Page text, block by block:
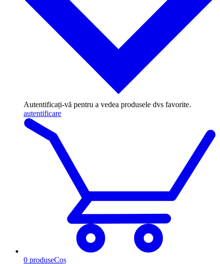
Autentificați-vă pentru a vedea produsele dvs favorite.
autentificare
0 produseCoș